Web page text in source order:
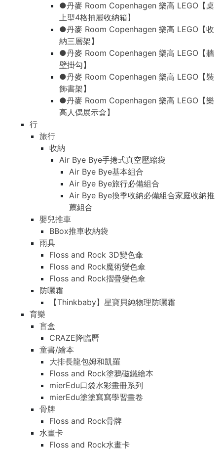
●丹麥 Room Copenhagen 樂高 LEGO【桌
上型4格抽屜收納箱】
●丹麥 Room Copenhagen 樂高 LEGO【收
納三層架】
●丹麥 Room Copenhagen 樂高 LEGO【牆
壁掛勾】
●丹麥 Room Copenhagen 樂高 LEGO【裝
飾書架】
●丹麥 Room Copenhagen 樂高 LEGO【樂
高人偶展示盒】
行
旅行
收納
Air Bye Bye手捲式真空壓縮袋
Air Bye Bye基本組合
Air Bye Bye旅行必備組合
Air Bye Bye換季收納必備組合家庭收納推
薦組合
嬰兒推車
BBox推車收納袋
雨具
Floss and Rock 3D變色傘
Floss and Rock魔術變色傘
Floss and Rock摺疊變色傘
防曬霜
【Thinkbaby】星寶貝純物理防曬霜
育樂
盲盒
CRAZE降臨曆
童書/繪本
大排長龍包姆和凱羅
Floss and Rock塗鴉磁鐵繪本
mierEdu口袋水彩畫冊系列
mierEdu塗塗寫寫學習畫卷
骨牌
Floss and Rock骨牌
水畫卡
Floss and Rock水畫卡